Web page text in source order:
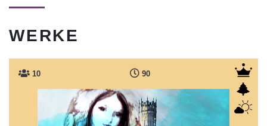
WERKE
10 90